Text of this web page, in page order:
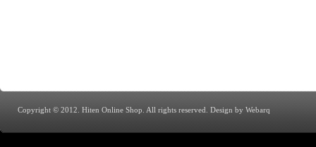
Copyright © 2012. Hiten Online Shop. All rights reserved.Design by Webarq